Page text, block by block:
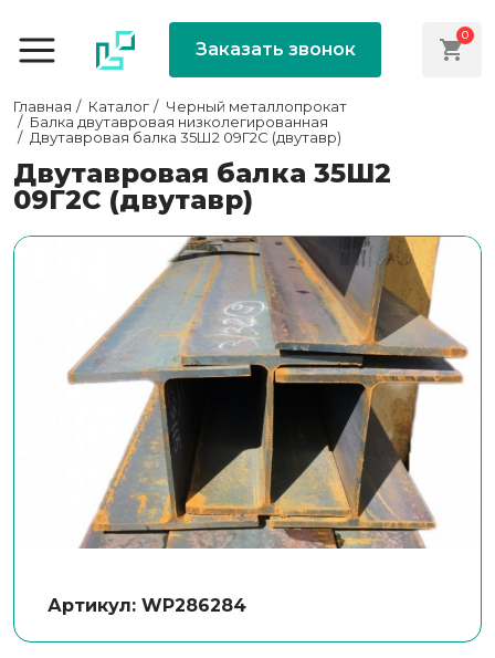
Заказать звонок
0
Главная Каталог
Черный металлопрокат
Балка двутавровая низколегированная
Двутавровая балка 35Ш2 09Г2С (двутавр)
Двутавровая балка 35Ш2
09Г2С (двутавр)
Артикул: WP286284